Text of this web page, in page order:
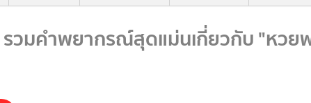
วมคำพยากรณ์สุดแม่นเกี่ยวกับ "หว